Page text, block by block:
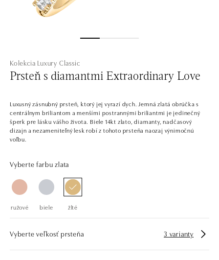
Kolekcia Luxury Classic
Prsteň s diamantmi Extraordinary Love
Luxusný zásnubný prsteň, ktorý jej vyrazí dych. Jemná zlatá obrúčka s
centrálnym briliantom a menšími postrannými briliantmi je jedinečný
šperk pre lásku vášho života. Biele 14kt zlato, diamanty, nadčasový
dizajn a nezameniteľný lesk robí z tohoto prsteňa naozaj výnimočnú
voľbu.
Vyberte farbu zlata
ružové biele žlté
Vyberte veľkosť prsteňa 3 varianty